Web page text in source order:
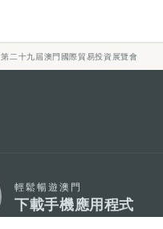
第二十九屆澳門國際貿易投資展覽會
輕鬆暢遊澳門
下載手機應用程式